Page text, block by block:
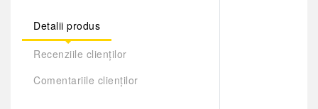
Detalii produs
Recenziile clienților
Comentariile clienților